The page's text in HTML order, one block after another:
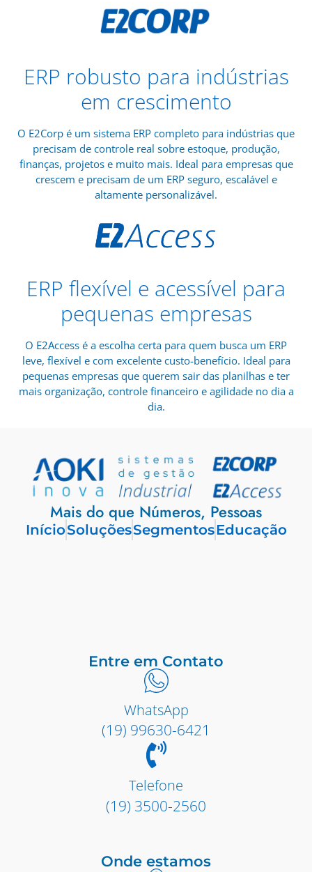
ERP robusto para indústrias
em crescimento
O E2Corp é um sistema ERP completo para indústrias que
precisam de controle real sobre estoque, produção,
finanças, projetos e muito mais. Ideal para empresas que
crescem e precisam de um ERP seguro, escalável e
altamente personalizável.
ERP flexível e acessível para
pequenas empresas
O E2Access é a escolha certa para quem busca um ERP
leve, flexível e com excelente custo-benefício. Ideal para
pequenas empresas que querem sair das planilhas e ter
mais organização, controle financeiro e agilidade no dia a
dia.
Mais do que Números, Pessoas
InícioSoluçõesSegmentosEducação
Entre em Contato
WhatsApp
(19) 99630-6421
Telefone
(19) 3500-2560
Onde estamos